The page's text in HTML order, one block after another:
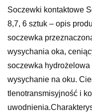
Soczewki kontaktowe
8,7, 6 sztuk – opis
soczewka
wysychania oka,
soczewka
wysychanie na oku.
tlenotransmisyjność i